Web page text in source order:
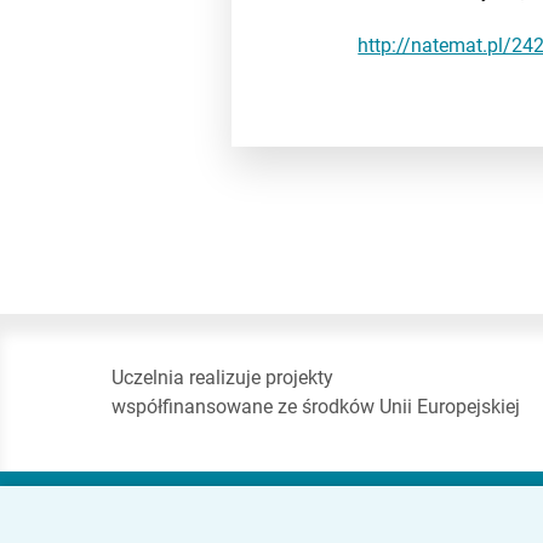
http://natemat.pl/
Uczelnia realizuje projekty
współfinansowane ze środków Unii Europejskiej